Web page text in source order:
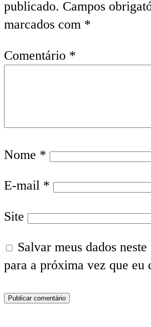
publicado. Campos
marcados com *
Comentário *
Nome *
E-mail *
Site
Salvar meus dados
para a próxima vez que eu